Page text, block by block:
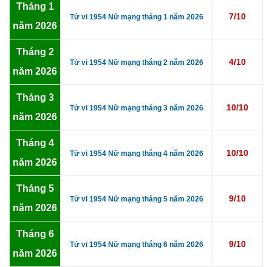
Tháng 1
năm 2026
Tử vi 1954 Nữ mạng tháng 1 năm 2026 7/10
Tháng 2
năm 2026
Tử vi 1954 Nữ mạng tháng 2 năm 2026 4/10
Tháng 3
năm 2026
Tử vi 1954 Nữ mạng tháng 3 năm 2026 10/10
Tháng 4
năm 2026
Tử vi 1954 Nữ mạng tháng 4 năm 2026 10/10
Tháng 5
năm 2026
Tử vi 1954 Nữ mạng tháng 5 năm 2026 9/10
Tháng 6
năm 2026
Tử vi 1954 Nữ mạng tháng 6 năm 2026 9/10